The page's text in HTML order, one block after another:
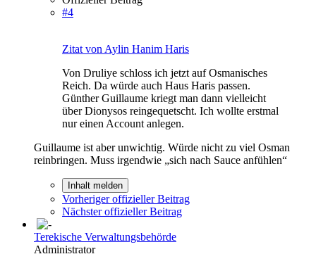
#4
Zitat von Aylin Hanim Haris
Von Druliye schloss ich jetzt auf Osmanisches
Reich. Da würde auch Haus Haris passen.
Günther Guillaume kriegt man dann vielleicht
über Dionysos reingequetscht. Ich wollte erstmal
nur einen Account anlegen.
Guillaume ist aber unwichtig. Würde nicht zu viel Osman
reinbringen. Muss irgendwie „sich nach Sauce anfühlen“
Inhalt melden
Vorheriger offizieller Beitrag
Nächster offizieller Beitrag
Terekische Verwaltungsbehörde
Administrator